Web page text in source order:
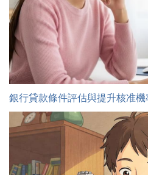
銀行貸款條件評估與提升核准機